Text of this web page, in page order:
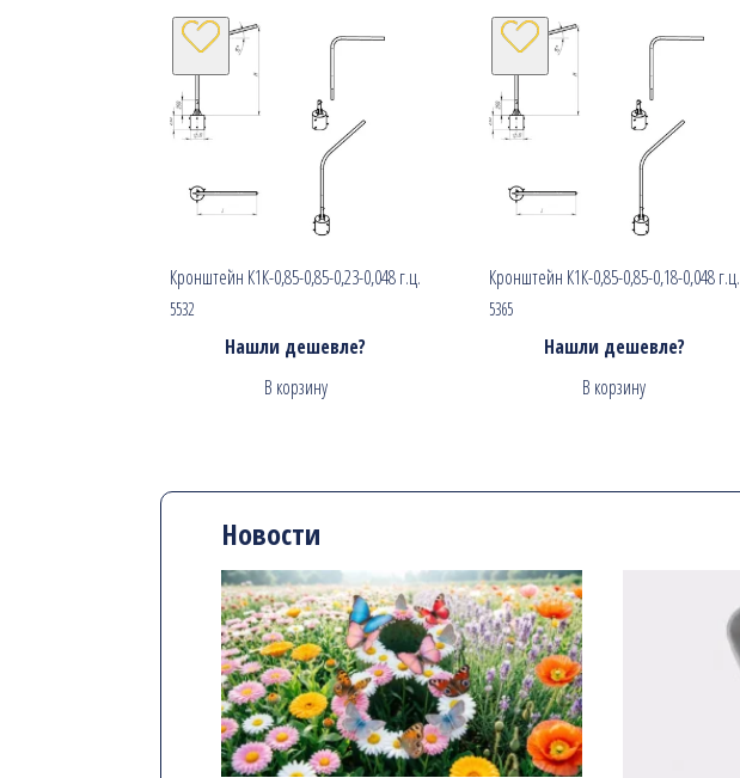
Кронштейн К1К-0,85-0,85-0,23-0,048 г.ц.
5532
Нашли дешевле?
В корзину
Кронштейн К1К-0,85-0,85-0,18-0,048 г.ц.
5365
Нашли дешевле?
В корзину
Новости